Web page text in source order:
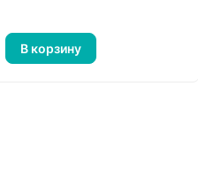
В корзину